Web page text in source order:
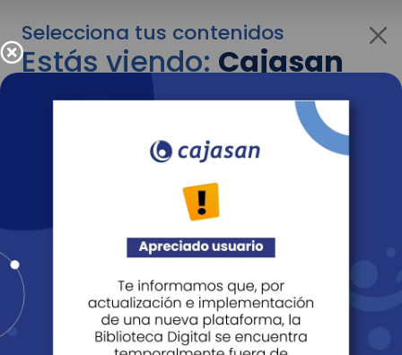
Selecciona tus contenidos
Estás viendo:Cajasan
para personas
Para cambiar al contenido de tu interés más
adelante recuerda utilizar el menú
Entendido